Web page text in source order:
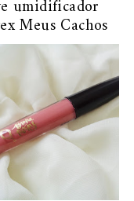
umidificador
Meus Cachos